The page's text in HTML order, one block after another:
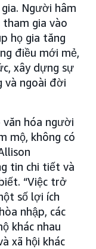
Người hâm
gia vào
họ gia tăng
điều mới mẻ,
xây dựng sự
và ngoài đời
văn hóa người
mộ, không có
tin chi tiết và
“Việc trở
số lợi ích
nhập, các
khác nhau
xã hội khác